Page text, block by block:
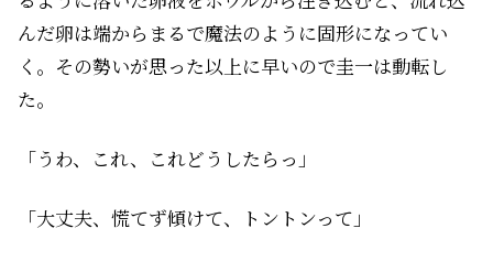
んだ卵は端からまるで魔法のように固形になってい
く。その勢いが思った以上に早いので圭一は動転し
た。
「うわ、これ、これどうしたらっ」
「大丈夫、慌てず傾けて、トントンって」